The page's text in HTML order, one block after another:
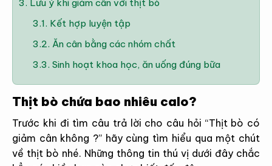
3. Lưu ý khi giảm cân với thịt bò
3.1. Kết hợp luyện tập
3.2. Ăn cân bằng các nhóm chất
3.3. Sinh hoạt khoa học, ăn uống đúng bữa
Thịt bò chứa bao nhiêu calo?
Trước khi đi tìm câu trả lời cho câu hỏi “Thịt bò có
giảm cân không ?” hãy cùng tìm hiểu qua một chút
về thịt bò nhé. Những thông tin thú vị dưới đây chắc